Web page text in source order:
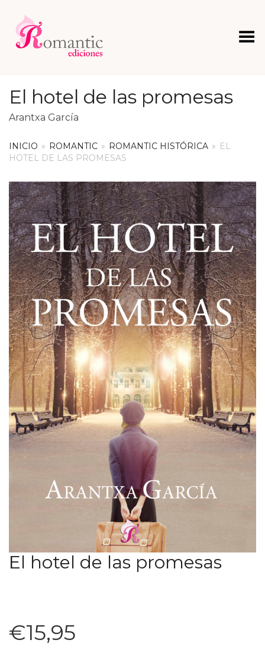
Menú
El hotel de las promesas
Arantxa García
INICIO » ROMANTIC » ROMANTIC HISTÓRICA » EL
HOTEL DE LAS PROMESAS
+
El hotel de las promesas
€15,95